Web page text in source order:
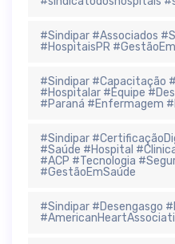
#Sindipar #Associados
#HospitaisPR
#Sindipar #Capacitação
#Hospitalar #Equipe
#Paraná #Enfermagem
#Sindipar
#Saúde #Hospital
#ACP #Tecnologia
#GestãoEmSaúde
#Sindipar #Desengasgo